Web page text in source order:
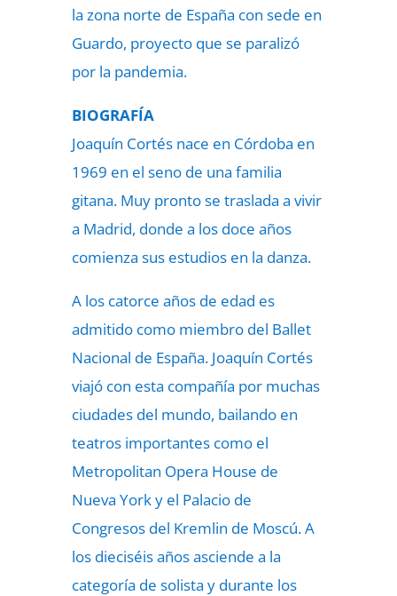
la zona norte de España con sede en
Guardo, proyecto que se paralizó
por la pandemia.
BIOGRAFÍA
Joaquín Cortés nace en Córdoba en
1969 en el seno de una familia
gitana. Muy pronto se traslada a vivir
a Madrid, donde a los doce años
comienza sus estudios en la danza.
A los catorce años de edad es
admitido como miembro del Ballet
Nacional de España. Joaquín Cortés
viajó con esta compañía por muchas
ciudades del mundo, bailando en
teatros importantes como el
Metropolitan Opera House de
Nueva York y el Palacio de
Congresos del Kremlin de Moscú. A
los dieciséis años asciende a la
categoría de solista y durante los